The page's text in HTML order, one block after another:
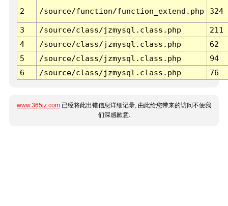
2 /source/function/function_extend.php 324
3 /source/class/jzmysql.class.php
211
4
/source/class/jzmysql.class.php
62
5
/source/class/jzmysql.class.php
94
6
/source/class/jzmysql.class.php 76
www.365jz.com 已经将此出错信息详细记录, 由此给您带来的访问不便我
们深感歉意.